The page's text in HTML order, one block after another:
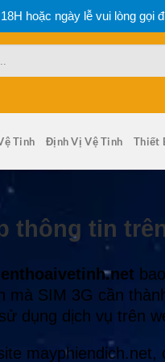
hoặc ngày lễ vui lòng gọi
Tinh Định Vị Vệ Tinh Thiết
thông tin
SIM 3G cần
dụng dịch vụ trên